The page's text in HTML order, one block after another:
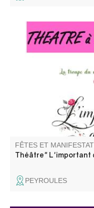
Deux dandys
échapper aux règles
FÊTES ET
Théâtre" L'important
PEYROULES